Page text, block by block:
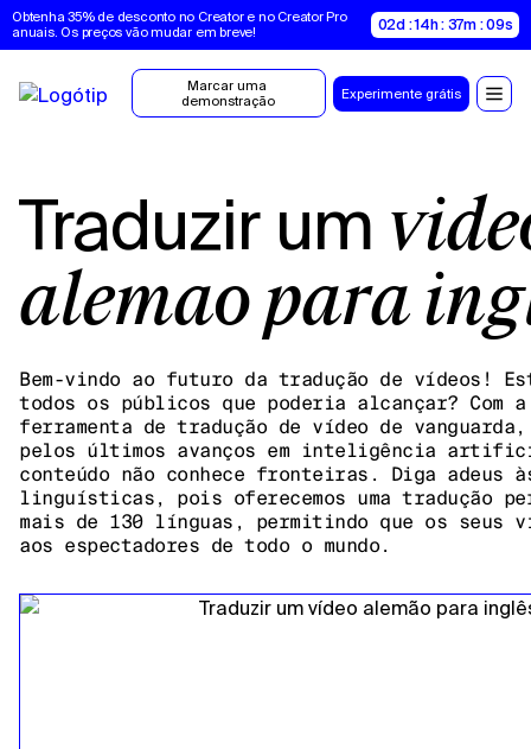
Obtenha 35% de desconto no Creator e no Creator Pro
anuais. Os preços vão mudar em breve!
02d : 14h : 37m : 08s
Marcar uma
demonstração
Experimente grátis
Traduzir um
alemão para
Bem-vindo ao futuro da tradução de vídeos!
todos os públicos que poderia alcançar? Com a
ferramenta de tradução de vídeo de
pelos últimos avanços em inteligência
conteúdo não conhece fronteiras. Diga adeus
linguísticas, pois oferecemos uma tradução
mais de 130 línguas, permitindo que os seus
aos espectadores de todo o mundo.